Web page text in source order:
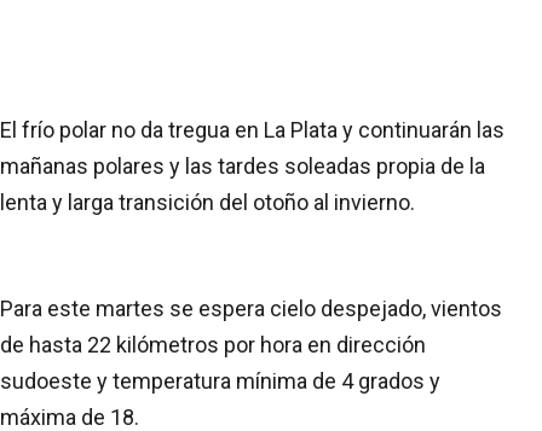
El frío polar no da tregua en La Plata y continuarán las
mañanas polares y las tardes soleadas propia de la
lenta y larga transición del otoño al invierno.
Para este martes se espera cielo despejado, vientos
de hasta 22 kilómetros por hora en dirección
sudoeste y temperatura mínima de 4 grados y
máxima de 18.